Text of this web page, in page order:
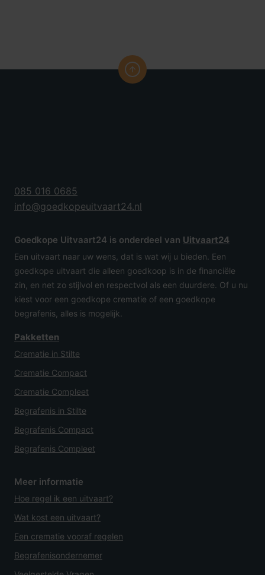
085 016 0685
info@goedkopeuitvaart24.nl
Goedkope Uitvaart24 is onderdeel van Uitvaart24
Een uitvaart naar uw wens, dat is wat wij u bieden. Een
goedkope uitvaart die alleen goedkoop is in de financiële
zin, en net zo stijlvol en respectvol als een duurdere. Of u nu
kiest voor een goedkope crematie of een goedkope
begrafenis, alles is mogelijk.
Pakketten
Crematie in Stilte
Crematie Compact
Crematie Compleet
Begrafenis in Stilte
Begrafenis Compact
Begrafenis Compleet
Meer informatie
Hoe regel ik een uitvaart?
Wat kost een uitvaart?
Een crematie vooraf regelen
Begrafenisondernemer